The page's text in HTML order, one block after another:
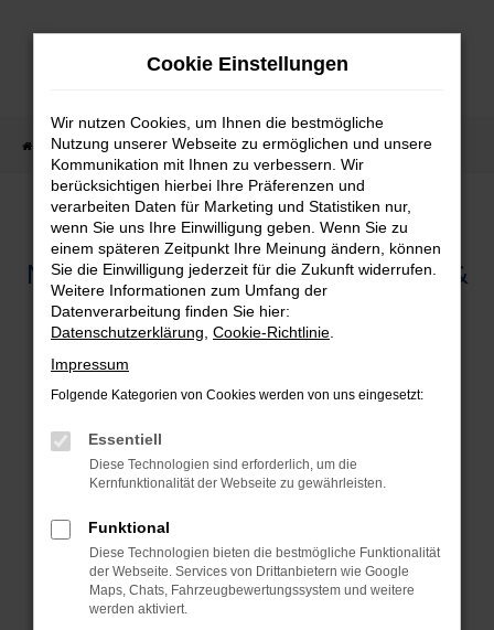
Zum
Startseite Unternehmen Blog
HAUPTUNTERSUCHUNG (HU/AU)
MAZDA SERVICE IN REGENSBURG &
SCHWANDORF
Die nächste Mazda Hauptuntersuchung (HU/AU) kommt
bestimmt. Mit uns sind Sie jedoch bestens gerüstet und
erhält. Vor allem für ältere Modelle bieten wir einen
entsprechenden Vorab-Check an und reparieren wann
immer das erforderlich ist, die entsprechenden Bereiche.
Die Mazda Hauptuntersuchung (HU/AU) können Sie auf
Cookie Einstellungen
Wir nutzen Cookies, um Ihnen die bestmögliche
Nutzung unserer Webseite zu ermöglichen und unsere
Kommunikation mit Ihnen zu verbessern. Wir
berücksichtigen hierbei Ihre Präferenzen und
verarbeiten Daten für Marketing und Statistiken nur,
wenn Sie uns Ihre Einwilligung geben. Wenn Sie zu
einem späteren Zeitpunkt Ihre Meinung ändern, können
Sie die Einwilligung jederzeit für die Zukunft widerrufen.
Weitere Informationen zum Umfang der
Datenverarbeitung finden Sie hier:
Datenschutzerklärung Cookie-Richtlinie
Impressum
Folgende Kategorien von Cookies werden von uns eingesetzt:
Essentiell
Diese Technologien sind erforderlich, um die
Kernfunktionalität der Webseite zu gewährleisten.
Funktional
Diese Technologien bieten die bestmögliche Funktionalität
der Webseite. Services von Drittanbietern wie Google
Maps, Chats, Fahrzeugbewertungssystem und weitere
werden aktiviert.